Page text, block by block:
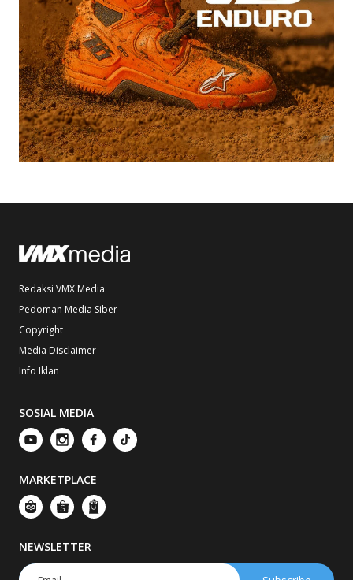
Redaksi VMX Media
Pedoman Media Siber
Copyright
Media Disclaimer
Info Iklan
SOSIAL MEDIA
MARKETPLACE
NEWSLETTER